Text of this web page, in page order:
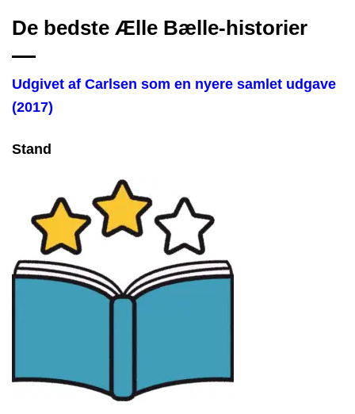
De bedste Ælle Bælle-historier
Udgivet af Carlsen som en nyere samlet udgave
(2017)
Stand